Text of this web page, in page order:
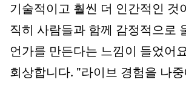
기술적이고 훨씬 더 인간적인 것
직히 사람들과 함께 감정적으로
언가를 만든다는 느낌이 들었어
회상합니다. "라이브 경험을 나